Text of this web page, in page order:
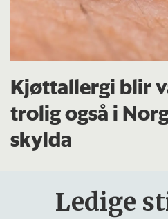
Kjøttallergi blir
trolig også i
skylda
Ledige